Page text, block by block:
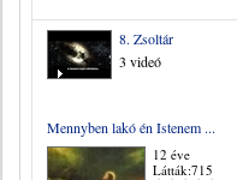
8. Zsoltár
3 videó
Mennyben lakó én Istenem ...
12 éve
Látták:715